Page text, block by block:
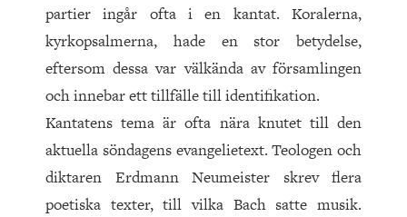
partier ingår ofta i en kantat. Koralerna,
kyrkopsalmerna, hade en stor betydelse,
eftersom dessa var välkända av församlingen
och innebar ett tillfälle till identifikation.
Kantatens tema är ofta nära knutet till den
aktuella söndagens evangelietext. Teologen och
diktaren Erdmann Neumeister skrev flera
poetiska texter, till vilka Bach satte musik.